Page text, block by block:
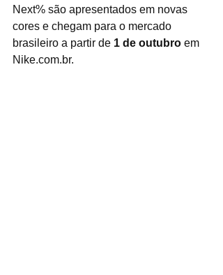
Next% são apresentados em novas
cores e chegam para o mercado
brasileiro a partir de 1 de outubro em
Nike.com.br.